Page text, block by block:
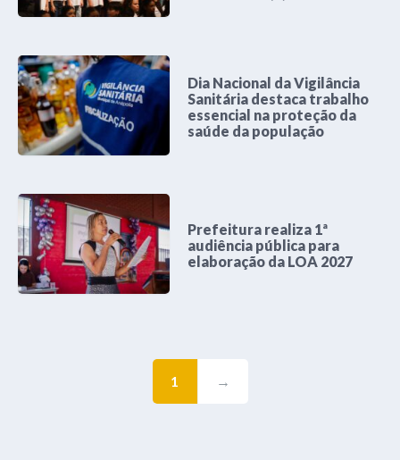
Dia Nacional da Vigilância
Sanitária destaca trabalho
essencial na proteção da
saúde da população
Prefeitura realiza 1ª
audiência pública para
elaboração da LOA 2027
1 →